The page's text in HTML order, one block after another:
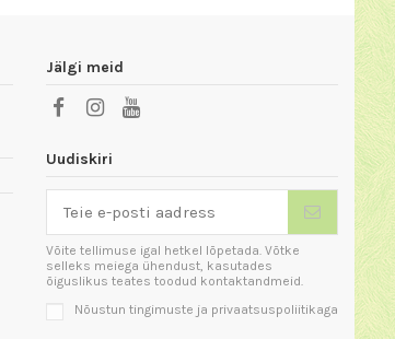
Jälgi meid
Uudiskiri
Võite tellimuse igal hetkel lõpetada. Võtke
selleks meiega ühendust, kasutades
õiguslikus teates toodud kontaktandmeid.
Nõustun tingimuste ja privaatsuspoliitikaga